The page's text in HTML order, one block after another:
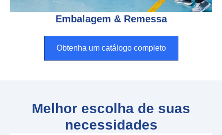
Embalagem & Remessa
Obtenha um catálogo completo
Melhor escolha de suas
necessidades